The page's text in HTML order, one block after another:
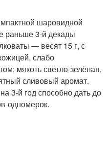
шаровидной
раньше 3-й декады
— весят 15 г, с
слабо
мякоть светло-зелёная,
сливовый аромат.
3-й год способно дать до
одномерок.